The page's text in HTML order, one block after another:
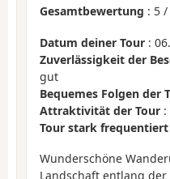
Gesamtbewertung : 5 /
Datum deiner Tour :
Zuverlässigkeit der
gut
Bequemes Folgen der
Attraktivität der Tour
Tour stark frequentiert
Wunderschöne
Landschaft entlang